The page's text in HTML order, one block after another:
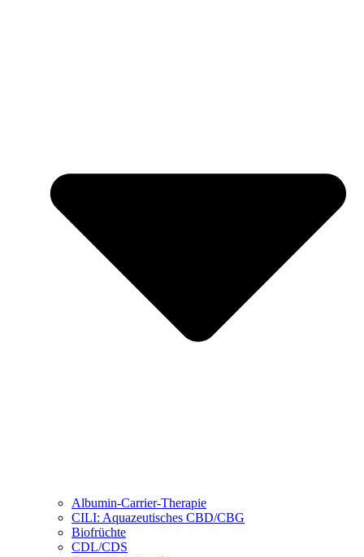
Albumin-Carrier-Therapie
CILI: Aquazeutisches CBD/CBG
Biofrüchte
CDL/CDS